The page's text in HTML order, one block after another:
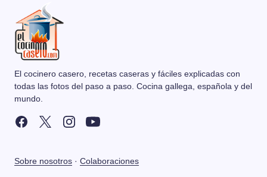
El cocinero casero, recetas caseras y fáciles explicadas con
todas las fotos del paso a paso. Cocina gallega, española y del
mundo.
Sobre nosotros · Colaboraciones